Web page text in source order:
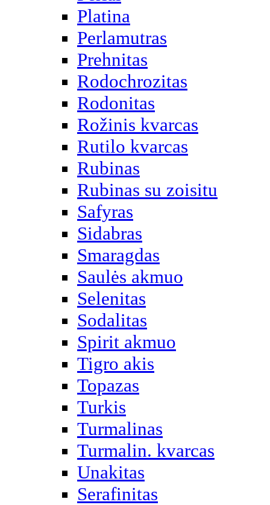
Platina
Perlamutras
Prehnitas
Rodochrozitas
Rodonitas
Rožinis kvarcas
Rutilo kvarcas
Rubinas
Rubinas su zoisitu
Safyras
Sidabras
Smaragdas
Saulės akmuo
Selenitas
Sodalitas
Spirit akmuo
Tigro akis
Topazas
Turkis
Turmalinas
Turmalin. kvarcas
Unakitas
Serafinitas